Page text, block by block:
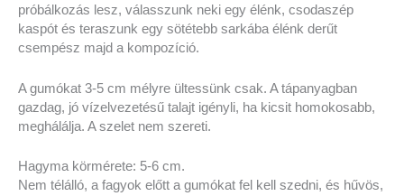
próbálkozás lesz, válasszunk neki egy élénk, csodaszép
kaspót és teraszunk egy sötétebb sarkába élénk derűt
csempész majd a kompozíció.
A gumókat 3-5 cm mélyre ültessünk csak. A tápanyagban
gazdag, jó vízelvezetésű talajt igényli, ha kicsit homokosabb,
meghálálja. A szelet nem szereti.
Hagyma körmérete: 5-6 cm.
Nem télálló, a fagyok előtt a gumókat fel kell szedni, és hűvös,